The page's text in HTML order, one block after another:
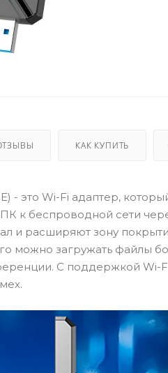
КАК КУПИТЬ
- это Wi-Fi адаптер,
к беспроводной сети
и расширяют зону
можно загружать файлы
С поддержкой Wi-